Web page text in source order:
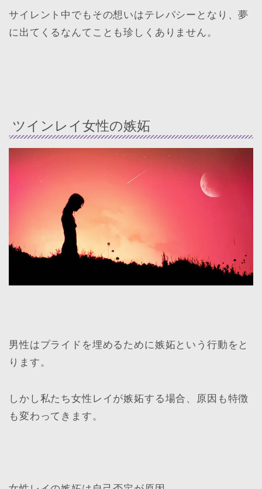
サイレント中でもその想いはテレパシーとなり、夢
に出てくるなんてことも珍しくありません。
ツインレイ女性の嫉妬
男性はプライドを埋めるために嫉妬という行動をと
ります。
しかし私たち女性レイが嫉妬する場合、原因も特徴
も変わってきます。